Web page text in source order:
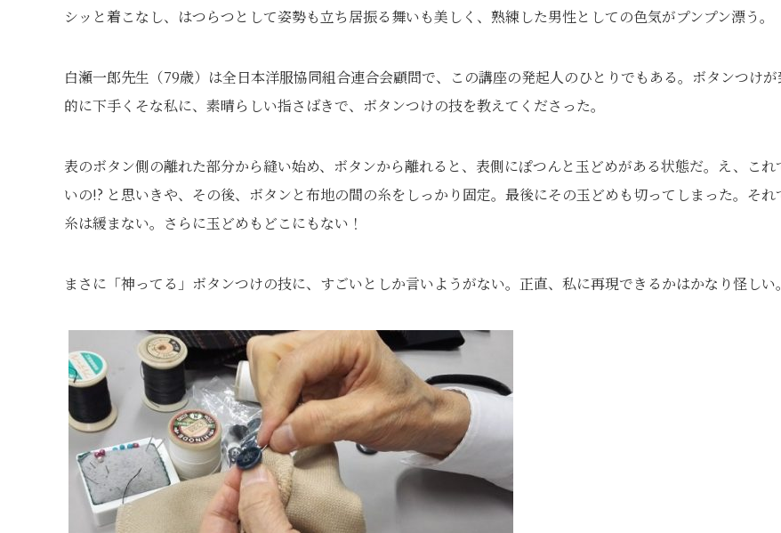
シッと着こなし、はつらつとして姿勢も立ち居振る舞いも美しく、熟練した男性としての色気がプンプン漂う。
白瀬一郎先生（79歳）は全日本洋服協同組合連合会顧問で、この講座の発起人のひとりでもある。ボタンつけ
的に下手くそな私に、素晴らしい指さばきで、ボタンつけの技を教えてくださった。
表のボタン側の離れた部分から縫い始め、ボタンから離れると、表側にぽつんと玉どめがある状態だ。え、これ
いの!? と思いきや、その後、ボタンと布地の間の糸をしっかり固定。最後にその玉どめも切ってしまった。それ
糸は緩まない。さらに玉どめもどこにもない！
まさに「神ってる」ボタンつけの技に、すごいとしか言いようがない。正直、私に再現できるかはかなり怪しい。